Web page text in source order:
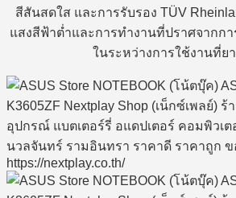
สีสันสดใส และการรับรอง TÜV
แสงสีฟ้าต่ำและการทำงานที่ปราศจากก
ในระหว่างการใช้งานที่ย